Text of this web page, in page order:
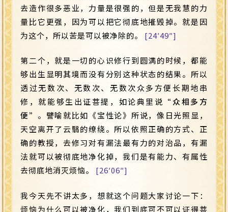
去造作很多恶业，力量是很强的，但是无我慧的力
量比它更强，因为可以把它彻底地摧毁掉。就是因
为这个，所以苦是可以被净除的。 [24′49″]
第二个，就是一切的心识修行到圆满的时候，都能
够出生显明其境而没有分别这种状态的结果。所以
透过无数次、无数次、无数次众多方便长期地串
修，就能够生出证菩提，如论典里说“众相多方
便”。譬喻就比如《宝性论》所说，像日光照显，
天空离开了云翳的缭绕。所以依照正确的方式、正
确的教授，去修习对有漏法最有力的对治品，有漏
法就可以被彻底地净化掉，我们是有能力、有属性
去彻底地消灭烦恼。 [26′06″]
我今天先不讲太多，想就这个问题大家讨论一下：
烦恼为什么可以被净化，我们到底可不可以证得菩